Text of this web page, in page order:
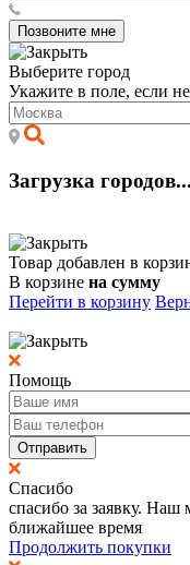
Позвоните мне
Выберите город
Укажите в поле, если
Загрузка городов...
Товар добавлен в
В корзине на сумму
Перейти в корзину
Помощь
Отправить
Спасибо
спасибо за заявку.
ближайшее время
Продолжить покупки